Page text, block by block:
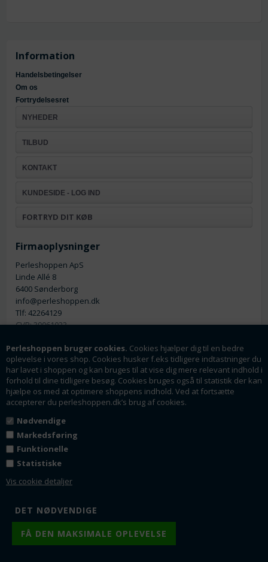
Perleshoppen bruger cookies. Cookies hjælper dig til en bedre
oplevelse i vores shop. Cookies husker f.eks tidligere indtastninger du
har lavet i shoppen og kan bruges til at vise dig mere relevant indhold i
forhold til dine tidligere besøg. Cookies bruges også til statistik der kan
hjælpe os med at optimere shoppens indhold. Ved at fortsætte
accepterer du perleshoppen.dk’s brug af cookies.
Nødvendige
Markedsføring
Funktionelle
Statistiske
Vis cookie detaljer
Information
Handelsbetingelser
Om os
Fortrydelsesret
NYHEDER
TILBUD
KONTAKT
KUNDESIDE - LOG IND
FORTRYD DIT KØB
Firmaoplysninger
Perleshoppen ApS
Linde Allé 8
6400 Sønderborg
info@perleshoppen.dk
Tlf: 42264129
CVR: 39061023
Nyhedsmail